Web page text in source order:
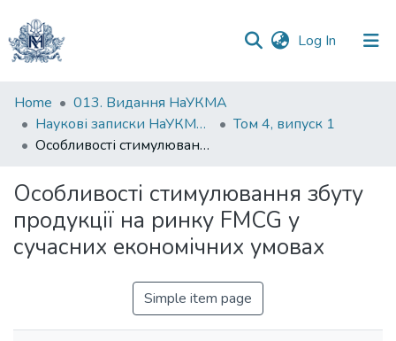
Log In (current)
Communities
&
Collections
Statistics
Home
013. Видання НаУКМА
Наукові записки НаУКМА. Економічні науки
Том 4, випуск 1
Особливості стимулювання збуту продукції на ринку FMCG у сучасних економічних умовах
Особливості стимулювання збуту
продукції на ринку FMCG у
сучасних економічних умовах
Simple item page